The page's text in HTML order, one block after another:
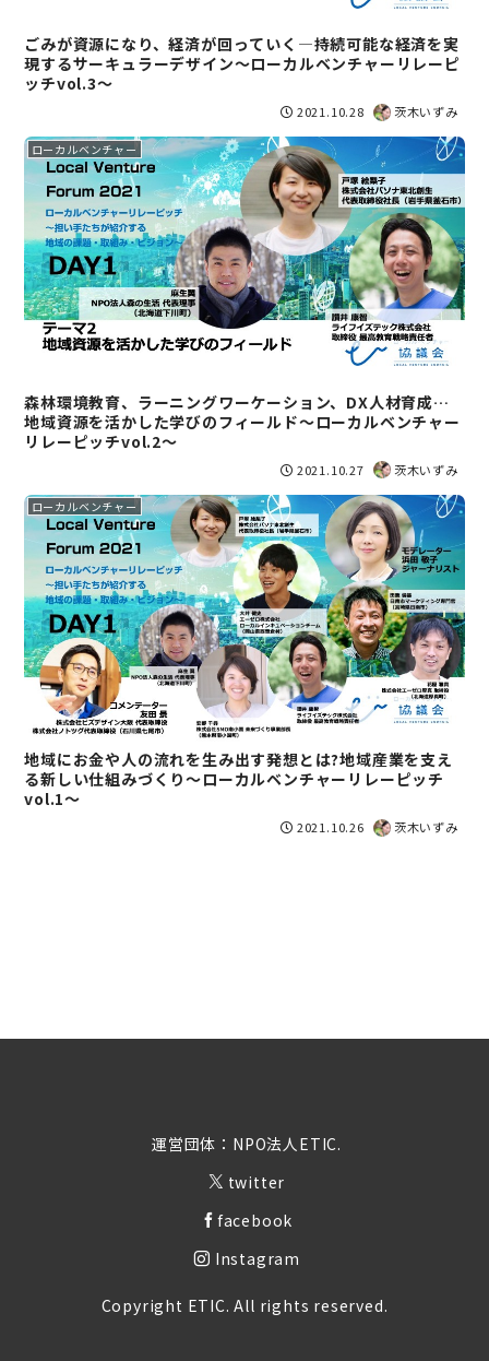
ごみが資源になり、経済が回っていく―持続可能な経済を実
現するサーキュラーデザイン〜ローカルベンチャーリレーピ
ッチvol.3〜
2021.10.28 茨木いずみ
ローカルベンチャー
森林環境教育、ラーニングワーケーション、DX人材育成…
地域資源を活かした学びのフィールド〜ローカルベンチャー
リレーピッチvol.2〜
2021.10.27 茨木いずみ
ローカルベンチャー
地域にお金や人の流れを生み出す発想とは?地域産業を支え
る新しい仕組みづくり〜ローカルベンチャーリレーピッチ
vol.1〜
2021.10.26 茨木いずみ
運営団体：NPO法人ETIC.
twitter
facebook
Instagram
Copyright ETIC. All rights reserved.